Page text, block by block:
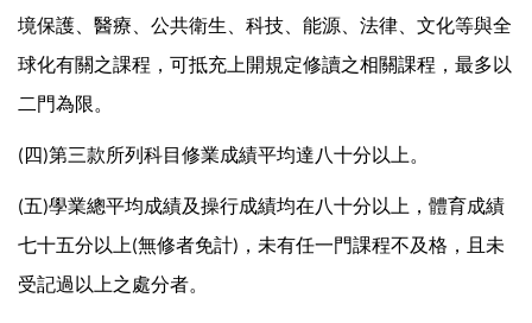
境保護、醫療、公共衛生、科技、能源、法律、文化等與全
球化有關之課程，可抵充上開規定修讀之相關課程，最多以
二門為限。
( 四)第三款所列科目修業成績平均達八十分以上。
(五)學業總平均成績及操行成績均在八十分以上，體育成績
七十五分以上(無修者免計) ，未有任一門課程不及格，且未
受記過以上之處分者。